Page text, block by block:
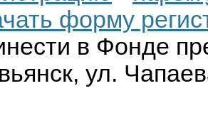
форму
в Фонде
ул.